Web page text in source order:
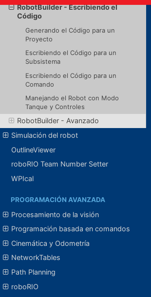
RobotBuilder - Escribiendo el
Código
Generando el Código para un
Proyecto
Escribiendo el Código para un
Subsistema
Escribiendo el Código para un
Comando
Manejando el Robot con Modo
Tanque y Controles
RobotBuilder - Avanzado
Simulación del robot
OutlineViewer
roboRIO Team Number Setter
WPIcal
PROGRAMACIÓN AVANZADA
Procesamiento de la visión
Programación basada en comandos
Cinemática y Odometría
NetworkTables
Path Planning
roboRIO